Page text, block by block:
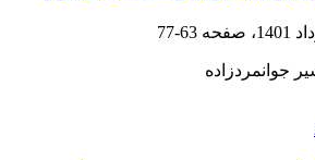
63-77
جوانمردزاده